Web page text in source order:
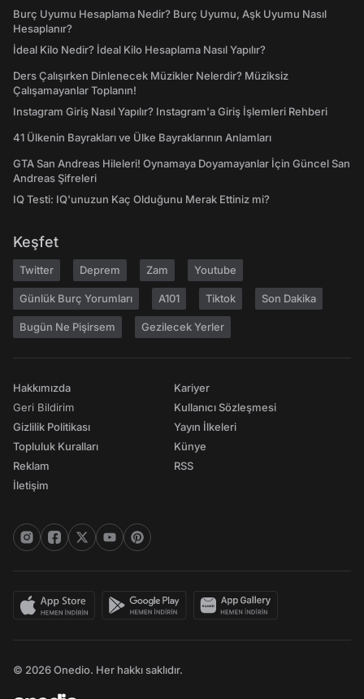
Burç Uyumu Hesaplama Nedir? Burç Uyumu, Aşk Uyumu Nasıl
Hesaplanır?
İdeal Kilo Nedir? İdeal Kilo Hesaplama Nasıl Yapılır?
Ders Çalışırken Dinlenecek Müzikler Nelerdir? Müziksiz
Çalışamayanlar Toplanın!
Instagram Giriş Nasıl Yapılır? Instagram'a Giriş İşlemleri Rehberi
41 Ülkenin Bayrakları ve Ülke Bayraklarının Anlamları
GTA San Andreas Hileleri! Oynamaya Doyamayanlar İçin Güncel San
Andreas Şifreleri
IQ Testi: IQ'unuzun Kaç Olduğunu Merak Ettiniz mi?
Keşfet
Twitter Deprem Zam Youtube
Günlük Burç Yorumları A101 Tiktok Son Dakika
Bugün Ne Pişirsem Gezilecek Yerler
Hakkımızda
Geri Bildirim
Gizlilik Politikası
Topluluk Kuralları
Reklam
İletişim
Kariyer
Kullanıcı Sözleşmesi
Yayın İlkeleri
Künye
RSS
© 2026 Onedio. Her hakkı saklıdır.